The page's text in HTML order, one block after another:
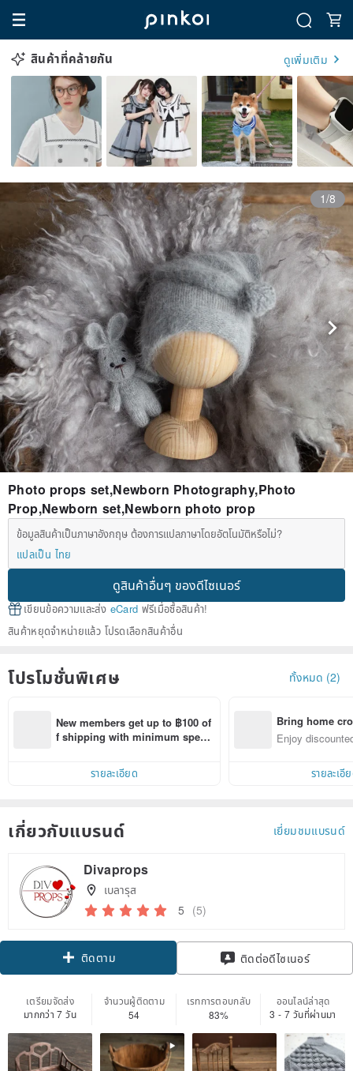
สินค้าที่คล้ายกัน ดูเพิ่มเติม
1/8
Photo props set,Newborn Photography,Photo
Prop,Newborn set,Newborn photo prop
ข้อมูลสินค้าเป็นภาษาอังกฤษ ต้องการแปลภาษาโดยอัตโนมัติหรือไม่?
แปลเป็น ไทย
ดูสินค้าอื่นๆ ของดีไซเนอร์
เขียนข้อความและส่ง eCard ฟรีเมื่อซื้อสินค้า!
สินค้าหยุดจำหน่ายแล้ว โปรดเลือกสินค้าอื่น
โปรโมชั่นพิเศษ ทั้งหมด (2)
New members get up to ฿100 of
f shipping with minimum spen
within 7 days!
รายละเอียด
Bring home
n with ease
Enjoy
รายละเอี
เกี่ยวกับแบรนด์ เยี่ยมชมแบรนด์
Divaprops
เบลารุส
5 (5)
ติดตาม ติดต่อดีไซเนอร์
เตรียมจัดส่ง
มากกว่า 7 วัน
จำนวนผู้ติดตาม
54
เรทการตอบกลับ
83%
ออนไลน์ล่าสุด
3 - 7 วันที่ผ่านมา